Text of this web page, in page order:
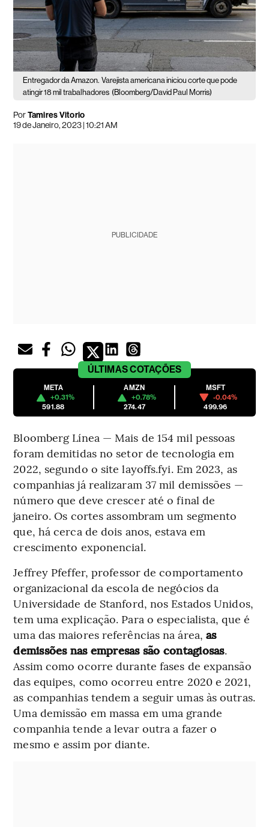
Entregador da Amazon. Varejista americana iniciou corte que pode
atingir 18 mil trabalhadores (Bloomberg/David Paul Morris)
PorTamires Vitorio
19 de Janeiro, 2023 | 10:21 AM
PUBLICIDADE
ÚLTIMASCOTAÇÕES
META
+0.31%
591.88
AMZN
+0.78%
274.47
MSFT
-0.04%
499.96
Bloomberg Línea — Mais de 154 mil pessoas
foram demitidas no setor de tecnologia em
2022, segundo o site layoffs.fyi. Em 2023, as
companhias já realizaram 37 mil demissões —
número que deve crescer até o final de
janeiro. Os cortes assombram um segmento
que, há cerca de dois anos, estava em
crescimento exponencial.
Jeffrey Pfeffer, professor de comportamento
organizacional da escola de negócios da
Universidade de Stanford, nos Estados Unidos,
tem uma explicação. Para o especialista, que é
uma das maiores referências na área,as
demissões nas empresas são contagiosas.
Assim como ocorre durante fases de expansão
das equipes, como ocorreu entre 2020 e 2021,
as companhias tendem a seguir umas às outras.
Uma demissão em massa em uma grande
companhia tende a levar outra a fazer o
mesmo e assim por diante.